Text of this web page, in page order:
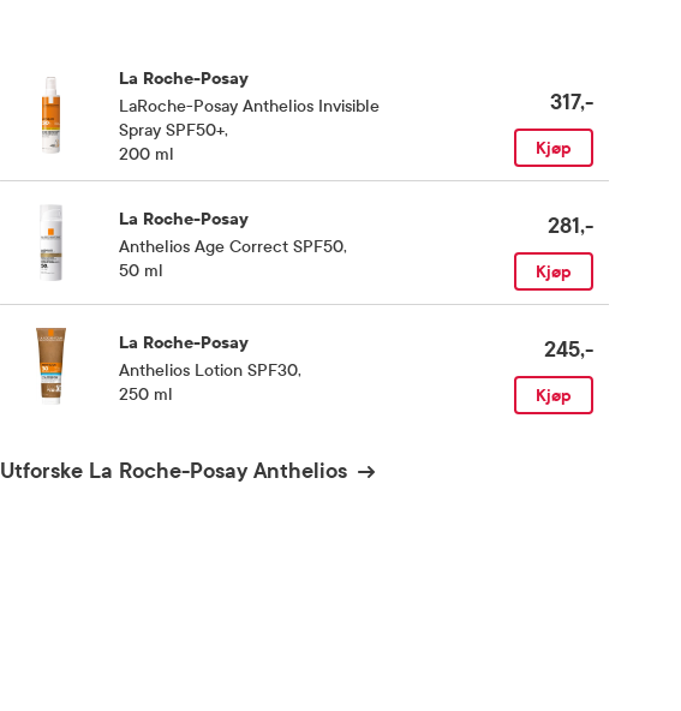
La Roche-Posay
LaRoche-Posay Anthelios Invisible
Spray SPF50+,
200 ml
317,-
Kjøp
La Roche-Posay
Anthelios Age Correct SPF50,
50 ml
281,-
Kjøp
La Roche-Posay
Anthelios Lotion SPF30,
250 ml
245,-
Kjøp
Utforske La Roche-Posay Anthelios